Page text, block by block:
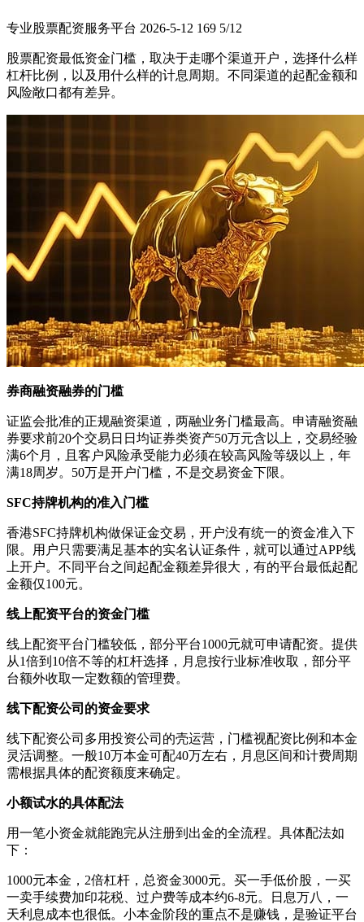
专业股票配资服务平台 2026-5-12 169 5/12
股票配资最低资金门槛，取决于走哪个渠道开户，选择什么样
杠杆比例，以及用什么样的计息周期。不同渠道的起配金额和
风险敞口都有差异。
券商融资融券的门槛
证监会批准的正规融资渠道，两融业务门槛最高。申请融资融
券要求前20个交易日日均证券类资产50万元含以上，交易经验
满6个月，且客户风险承受能力必须在较高风险等级以上，年
满18周岁。50万是开户门槛，不是交易资金下限。
SFC持牌机构的准入门槛
香港SFC持牌机构做保证金交易，开户没有统一的资金准入下
限。用户只需要满足基本的实名认证条件，就可以通过APP线
上开户。不同平台之间起配金额差异很大，有的平台最低起配
金额仅100元。
线上配资平台的资金门槛
线上配资平台门槛较低，部分平台1000元就可申请配资。提供
从1倍到10倍不等的杠杆选择，月息按行业标准收取，部分平
台额外收取一定数额的管理费。
线下配资公司的资金要求
线下配资公司多用投资公司的壳运营，门槛视配资比例和本金
灵活调整。一般10万本金可配40万左右，月息区间和计费周期
需根据具体的配资额度来确定。
小额试水的具体配法
用一笔小资金就能跑完从注册到出金的全流程。具体配法如
下：
1000元本金，2倍杠杆，总资金3000元。买一手低价股，一买
一卖手续费加印花税、过户费等成本约6-8元。日息万八，一
天利息成本也很低。小本金阶段的重点不是赚钱，是验证平台